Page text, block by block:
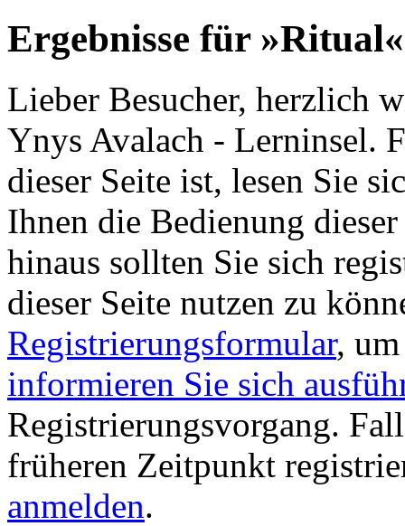
Ergebnisse für »Ritual«
Lieber Besucher, herzlich
Ynys Avalach - Lerninsel.
dieser Seite ist, lesen Sie
Ihnen die Bedienung
hinaus sollten Sie sich
dieser Seite nutzen zu
Registrierungsformular,
informieren Sie sich
Registrierungsvorgang.
früheren Zeitpunkt
anmelden.